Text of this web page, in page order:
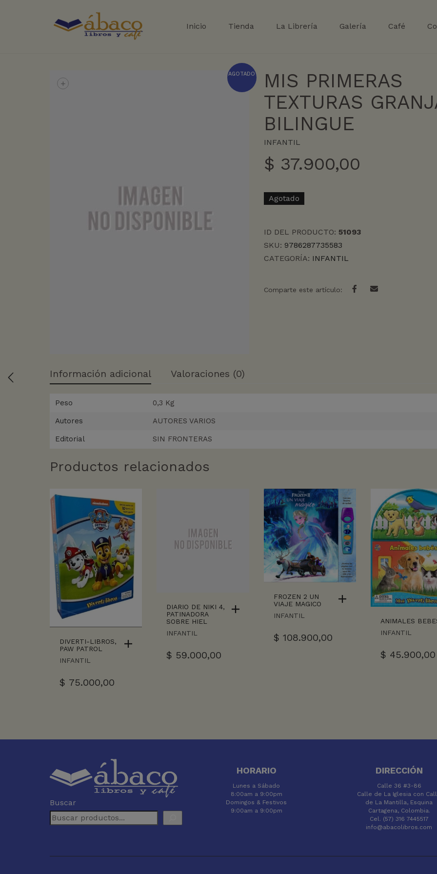
Inicio Tienda La Librería Galería Café
AGOTADO
+
MIS PRIMERAS
TEXTURAS
BILINGUE
INFANTIL
$ 37.900,00
Agotado
ID DEL PRODUCTO: 51093
SKU: 9786287735583
CATEGORÍA: INFANTIL
Comparte este artículo:
Información adicional Valoraciones (0)
Peso 0,3 Kg
Autores AUTORES VARIOS
Editorial SIN FRONTERAS
Productos relacionados
DIVERTI-LIBROS,
PAW PATROL
INFANTIL
$ 75.000,00
DIARIO DE NIKI 4,
PATINADORA
SOBRE HIEL
INFANTIL
$ 59.000,00
FROZEN 2 UN
VIAJE MAGICO
INFANTIL
$ 108.900,00
ANIMALES
INFANTIL
$ 45.900,00
Buscar
HORARIO
Lunes a Sábado
8:00am a 9:00pm
Domingos & Festivos
9:00am a 9:00pm
DIRECCIÓN
Calle 36 #3-86
Calle de La Iglesia con
de La Mantilla, Esquina
Cartagena, Colombia.
Cel. (57) 316 7445517
info@abacolibros.com